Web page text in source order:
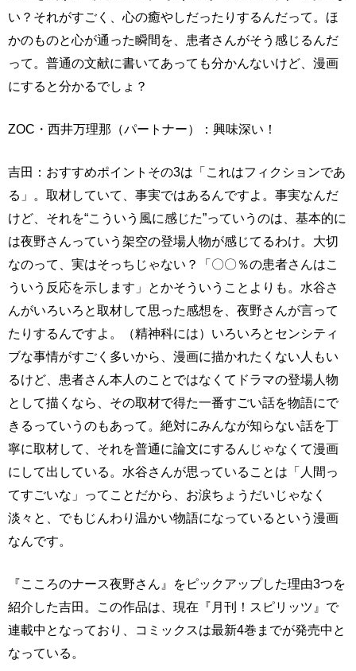
い？それがすごく、心の癒やしだったりするんだって。ほ
かのものと心が通った瞬間を、患者さんがそう感じるんだ
って。普通の文献に書いてあっても分かんないけど、漫画
にすると分かるでしょ？
ZOC・西井万理那（パートナー）：興味深い！
吉田：おすすめポイントその3は「これはフィクションであ
る」。取材していて、事実ではあるんですよ。事実なんだ
けど、それを“こういう風に感じた”っていうのは、基本的に
は夜野さんっていう架空の登場人物が感じてるわけ。大切
なのって、実はそっちじゃない？「〇〇％の患者さんはこ
ういう反応を示します」とかそういうことよりも。水谷さ
んがいろいろと取材して思った感想を、夜野さんが言って
たりするんですよ。（精神科には）いろいろとセンシティ
ブな事情がすごく多いから、漫画に描かれたくない人もい
るけど、患者さん本人のことではなくてドラマの登場人物
として描くなら、その取材で得た一番すごい話を物語にで
きるっていうのもあって。絶対にみんなが知らない話を丁
寧に取材して、それを普通に論文にするんじゃなくて漫画
にして出している。水谷さんが思っていることは「人間っ
てすごいな」ってことだから、お涙ちょうだいじゃなく
淡々と、でもじんわり温かい物語になっているという漫画
なんです。
『こころのナース夜野さん』をピックアップした理由3つを
紹介した吉田。この作品は、現在『月刊！スピリッツ』で
連載中となっており、コミックスは最新4巻までが発売中と
なっている。